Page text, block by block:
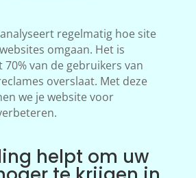
regelmatig hoe site
omgaan. Het is
van de gebruikers van
overslaat. Met deze
we je website voor
helpt om uw